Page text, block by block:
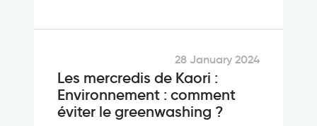
28 January 2024
Les mercredis de Kaori :
Environnement : comment
éviter le greenwashing ?